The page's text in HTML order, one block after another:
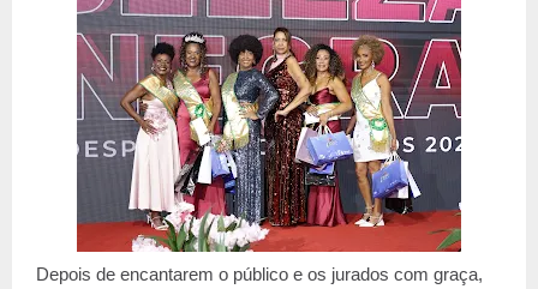
Depois de encantarem o público e os jurados com graça,